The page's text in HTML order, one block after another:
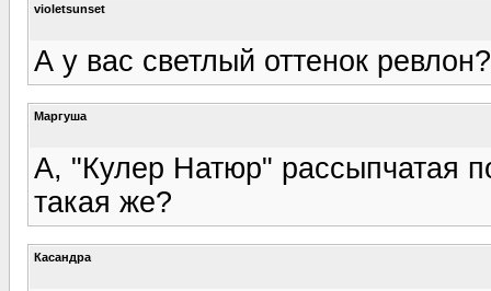
violetsunset
А у вас светлый оттенок
Маргуша
А, "Кулер Натюр" рассыпчатая
такая же?
Касандра